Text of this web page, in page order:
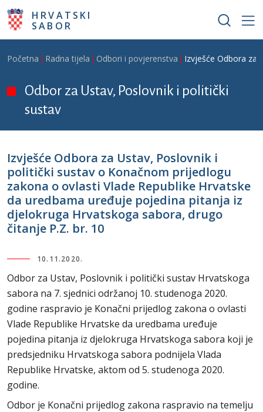
Skoči na glavni sadržaj
HRVATSKI
SABOR
Breadcrumb
Početna Radna tijela Odbori i povjerenstva Izvješće Odbora za
Odbor za Ustav, Poslovnik i politički
sustav
Izvješće Odbora za Ustav, Poslovnik i
politički sustav o Konačnom prijedlogu
zakona o ovlasti Vlade Republike Hrvatske
da uredbama uređuje pojedina pitanja iz
djelokruga Hrvatskoga sabora, drugo
čitanje P.Z. br. 10
10.11.2020.
Odbor za Ustav, Poslovnik i politički sustav Hrvatskoga
sabora na 7. sjednici održanoj 10. studenoga 2020.
godine raspravio je Konačni prijedlog zakona o ovlasti
Vlade Republike Hrvatske da uredbama uređuje
pojedina pitanja iz djelokruga Hrvatskoga sabora koji je
predsjedniku Hrvatskoga sabora podnijela Vlada
Republike Hrvatske, aktom od 5. studenoga 2020.
godine.
Odbor je Konačni prijedlog zakona raspravio na temelju